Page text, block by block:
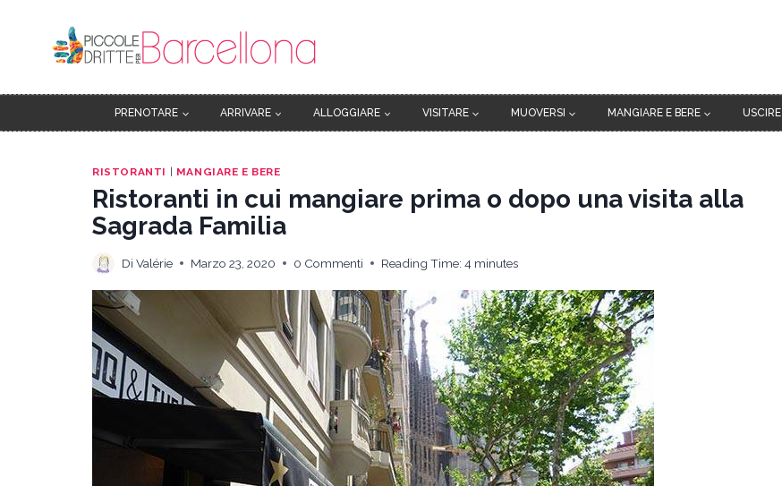
contenuto
PRENOTARE ARRIVARE ALLOGGIARE VISITARE MUOVERSI MANGIARE E BERE USCIRE
RISTORANTI MANGIARE E BERE
Ristoranti in cui mangiare prima o dopo una visita alla
Sagrada Familia
Di Valérie Marzo 23, 2020 0 Commenti Reading Time: 4 minutes